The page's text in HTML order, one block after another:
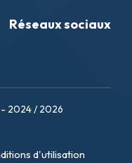
Réseaux sociaux
2024 / 2026
d'utilisation